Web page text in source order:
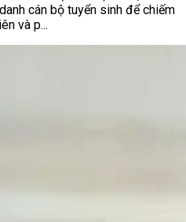
cán bộ tuyển sinh để chiếm
và p...